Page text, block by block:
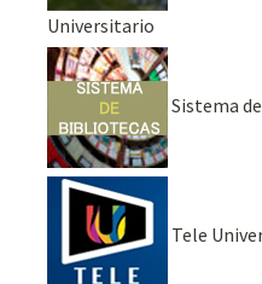
Universitario
Sistema
Tele